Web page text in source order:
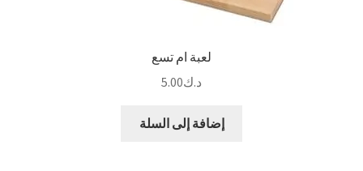
لعبة ام تسع
د.ك5.00
إضافة إلى السلة